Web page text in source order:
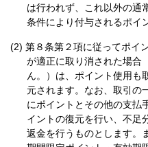
は行われず、これ以外の通
条件により付与されるポイ
第８条第２項に従ってポイ
が適正に取り消された場合
ん。）は、ポイント使用も
元されます。なお、取引の
にポイントとその他の支払
イントの復元を行い、不足
返金を行うものとします。